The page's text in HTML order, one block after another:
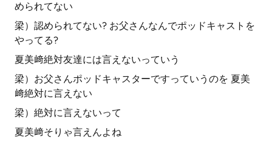
められてない
梁）認められてない? お父さんなんでポッドキャストを
やってる?
夏美﨑絶対友達には言えないっていう
梁）お父さんポッドキャスターですっていうのを 夏美
﨑絶対に言えない
梁）絶対に言えないって
夏美﨑そりゃ言えんよね